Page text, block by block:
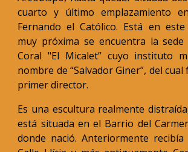
cuarto y último emplazamiento
Fernando el Católico. Está en
muy próxima se encuentra la sede
Coral "El Micalet” cuyo instituto
nombre de “Salvador Giner”, del
primer director.
Es una escultura realmente
está situada en el Barrio del
donde nació. Anteriormente